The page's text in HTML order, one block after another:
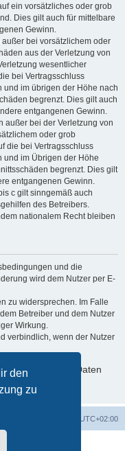
den
zu
ein vorsätzliches oder grob
Dies gilt auch für mittelbare
Gewinn.
bei vorsätzlichem oder
aus der Verletzung von
wesentlicher
bei Vertragsschluss
im übrigen der Höhe nach
begrenzt. Dies gilt auch
entgangenen Gewinn.
außer bei der Verletzung von
oder grob
die bei Vertragsschluss
und im Übrigen der Höhe
begrenzt. Dies gilt
entgangenen Gewinn.
c gilt sinngemäß auch
des Betreibers.
nationalem Recht bleiben
und die
wird dem Nutzer per E-
zu widersprechen. Im Falle
Betreiber und dem Nutzer
Wirkung.
verbindlich, wenn der Nutzer
persönlichen Daten
UTC+02:00
© phpBB Limited